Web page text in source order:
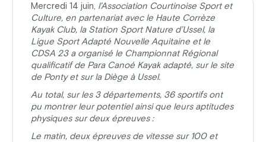
Mercredi 14 juin, l’Association Courtinoise Sport et
Culture, en partenariat avec le Haute Corrèze
Kayak Club, la Station Sport Nature d’Ussel, la
Ligue Sport Adapté Nouvelle Aquitaine et le
CDSA 23 a organisé le Championnat Régional
qualificatif de Para Canoé Kayak adapté, sur le site
de Ponty et sur la Diège à Ussel.
Au total, sur les 3 départements, 36 sportifs ont
pu montrer leur potentiel ainsi que leurs aptitudes
physiques sur deux épreuves :
Le matin, deux épreuves de vitesse sur 100 et